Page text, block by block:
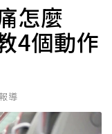
怎麼
4個動作
導